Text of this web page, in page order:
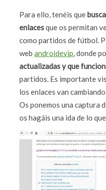
Para ello, tenéis que
enlacesque os permitan
como partidos de fútbol.
webandroidevip , donde
actualizadas y que
partidos. Es importante
los enlaces van
Os ponemos una captura
os hagáis una ida de lo